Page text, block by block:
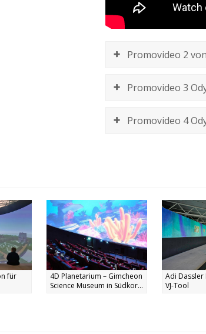
Promovideo 2
Promovideo 3
Promovideo 4
für
4D Planetarium – Gimcheon
Science Museum in Südkor...
Adi Dassler
VJ-Tool